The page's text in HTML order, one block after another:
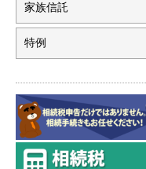
家族信託
特例